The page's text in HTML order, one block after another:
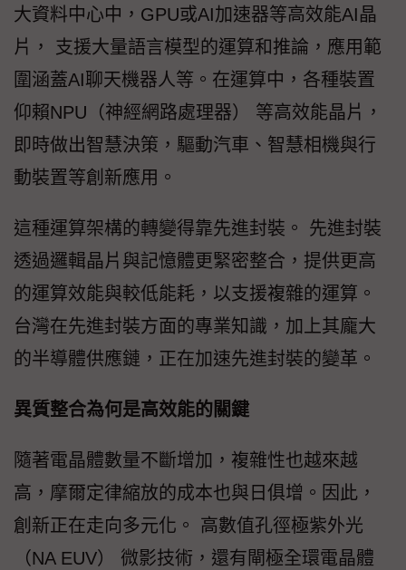
大資料中心中，GPU或AI加速器等高效能AI晶
片， 支援大量語言模型的運算和推論，應用範
圍涵蓋AI聊天機器人等。在運算中，各種裝置
仰賴NPU（神經網路處理器） 等高效能晶片，
即時做出智慧決策，驅動汽車、智慧相機與行
動裝置等創新應用。
這種運算架構的轉變得靠先進封裝。 先進封裝
透過邏輯晶片與記憶體更緊密整合，提供更高
的運算效能與較低能耗，以支援複雜的運算。
台灣在先進封裝方面的專業知識，加上其龐大
的半導體供應鏈，正在加速先進封裝的變革。
異質整合為何是高效能的關鍵
隨著電晶體數量不斷增加，複雜性也越來越
高，摩爾定律縮放的成本也與日俱增。因此，
創新正在走向多元化。 高數值孔徑極紫外光
（NA EUV） 微影技術，還有閘極全環電晶體